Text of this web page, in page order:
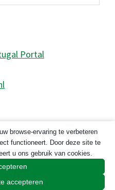
Portal
browse-ervaring te verbeteren
functioneert. Door deze site te
u ons gebruik van cookies.
accepteren